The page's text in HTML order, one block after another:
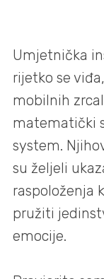
Umjetnička
rijetko se
mobilnih
matematički
system.
su željeli
raspoloženja
pružiti
emocije.